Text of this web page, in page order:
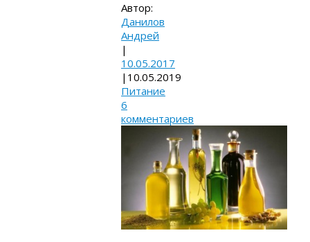
Автор:
Данилов
Андрей
|
10.05.2017
| 10.05.2019
Питание
6
комментариев